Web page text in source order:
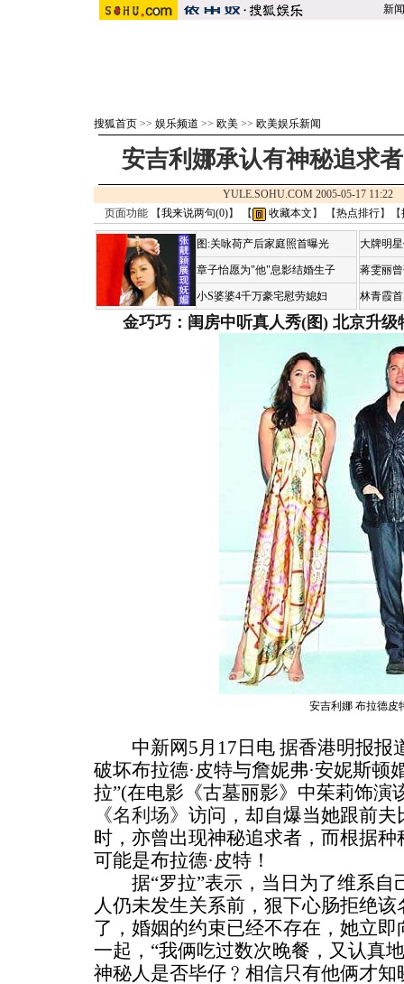
新闻
搜狐首页>> 娱乐频道 >> 欧美>> 欧美娱乐新闻
安吉利娜承认有神秘追求
YULE.SOHU.COM 2005-05-17
页面功能 【我来说两句(0)】 【 收藏本文 】 【热点排行】【
图:关咏荷产后家庭照首曝光
章子怡愿为"他"息影结婚生子
小S婆婆4千万豪宅慰劳媳妇
大牌明
蒋雯丽
林青霞
金巧巧：闺房中听真人秀(图) 北京升级
安吉利娜 布拉德皮
中新网5月17日电 据香港明报报
破坏布拉德·皮特与詹妮弗·安妮斯顿
拉”(在电影《古墓丽影》中茱莉饰演
《名利场》 访问，却自爆当她跟前夫
时，亦曾出现神秘追求者，而根据
可能是布拉德·皮特！
据“罗拉”表示，当日为了维系自
人仍未发生关系前，狠下心肠拒绝
了，婚姻的约束已经不存在，她立
一起，“我俩吃过数次晚餐，又认真
神秘人是否毕仔﹖相信只有他俩才知